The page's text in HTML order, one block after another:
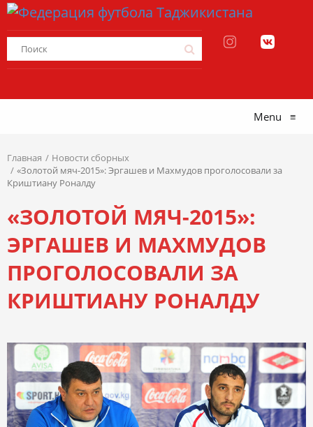
Menu ≡
Главная
Новости сборных
«Золотой мяч-2015»: Эргашев и Махмудов проголосовали за
Криштиану Роналду
«ЗОЛОТОЙ МЯЧ-2015»:
ЭРГАШЕВ И МАХМУДОВ
ПРОГОЛОСОВАЛИ ЗА
КРИШТИАНУ РОНАЛДУ